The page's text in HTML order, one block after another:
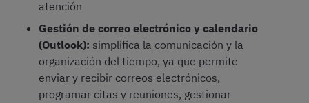
atención
Gestión de correo electrónico y calendario
(Outlook): simplifica la comunicación y la
organización del tiempo, ya que permite
enviar y recibir correos electrónicos,
programar citas y reuniones, gestionar